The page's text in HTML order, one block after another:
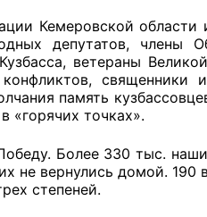
органов
Кемеровской
депутатов, члены
ветераны
священники
память
«горячих точках».
Более 330 тыс.
не вернулись домой. 190
степеней.